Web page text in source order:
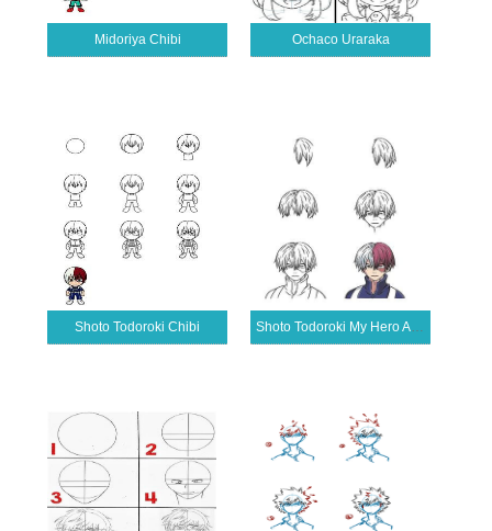
Midoriya Chibi Ochaco Uraraka
Shoto Todoroki Chibi Shoto Todoroki My Hero Academiassa